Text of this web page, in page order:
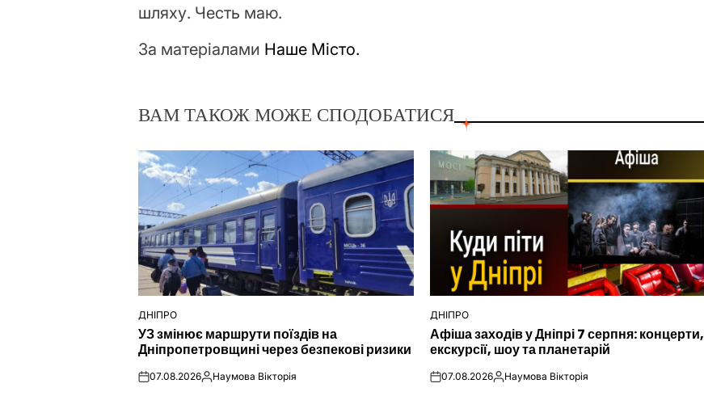
шляху. Честь маю.
За матеріалами Наше Місто.
ВАМ ТАКОЖ МОЖЕ СПОДОБАТИСЯ
ОПУБЛІКУВАТИ
У
ДНІПРО
УЗ змінює маршрути поїздів на
Дніпропетровщині через безпекові ризики
on07.08.2026Опубліковано
Наумова Вікторія
ОПУБЛІКУВАТИ
У
ДНІПРО
Афіша заходів у Дніпрі 7 серпня: концерти,
екскурсії, шоу та планетарій
on07.08.2026Опубліковано
Наумова Вікторія